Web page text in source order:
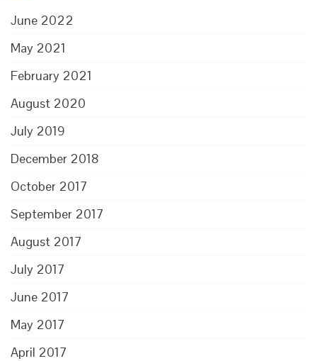
June 2022
May 2021
February 2021
August 2020
July 2019
December 2018
October 2017
September 2017
August 2017
July 2017
June 2017
May 2017
April 2017